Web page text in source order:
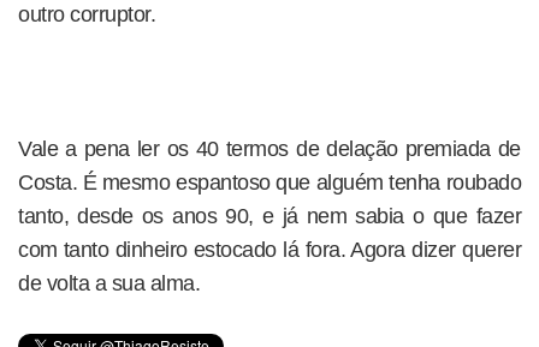
outro corruptor.
Vale a pena ler os 40 termos de delação premiada de
Costa. É mesmo espantoso que alguém tenha roubado
tanto, desde os anos 90, e já nem sabia o que fazer
com tanto dinheiro estocado lá fora. Agora dizer querer
de volta a sua alma.